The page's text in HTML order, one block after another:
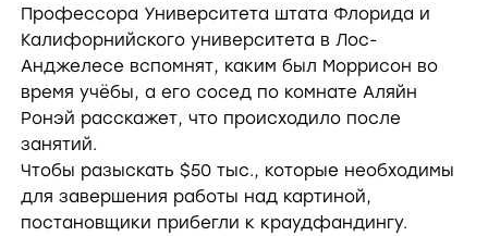
Профессора Университета штата Флорида и
Калифорнийского университета в Лос-
Анджелесе вспомнят, каким был Моррисон во
время учёбы, а его сосед по комнате Аляйн
Ронэй расскажет, что происходило после
занятий.
Чтобы разыскать $50 тыс., которые необходимы
для завершения работы над картиной,
постановщики прибегли к краудфандингу.